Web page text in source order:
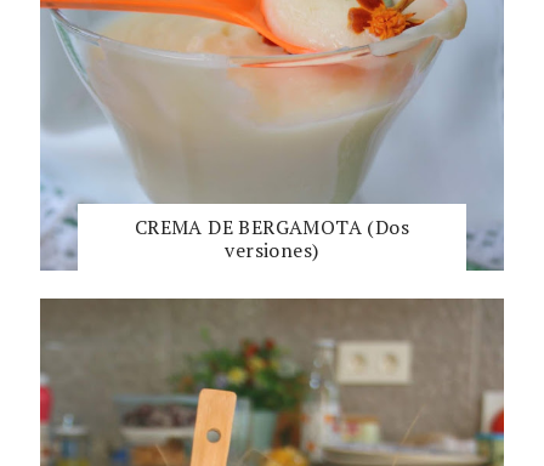
CREMA DE BERGAMOTA (Dos
versiones)